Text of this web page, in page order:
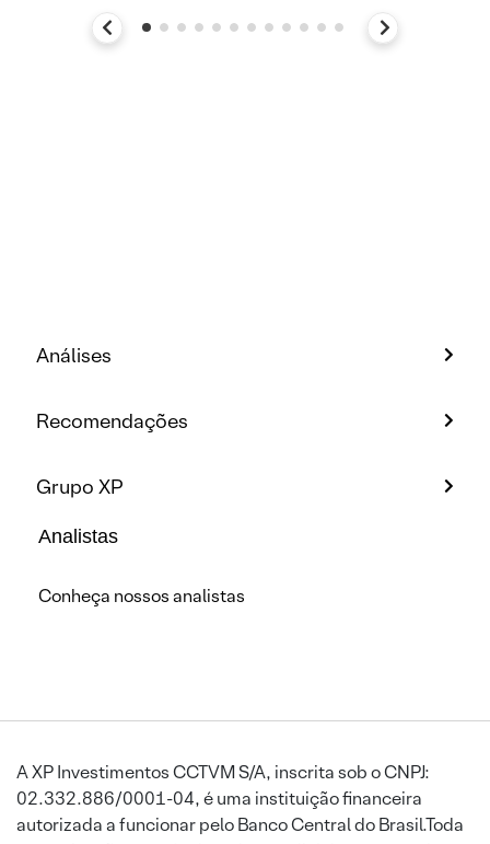
Análises
Recomendações
Grupo XP
Analistas
Conheça nossos analistas
A XP Investimentos CCTVM S/A, inscrita sob o CNPJ:
02.332.886/0001-04, é uma instituição financeira
autorizada a funcionar pelo Banco Central do Brasil.Toda